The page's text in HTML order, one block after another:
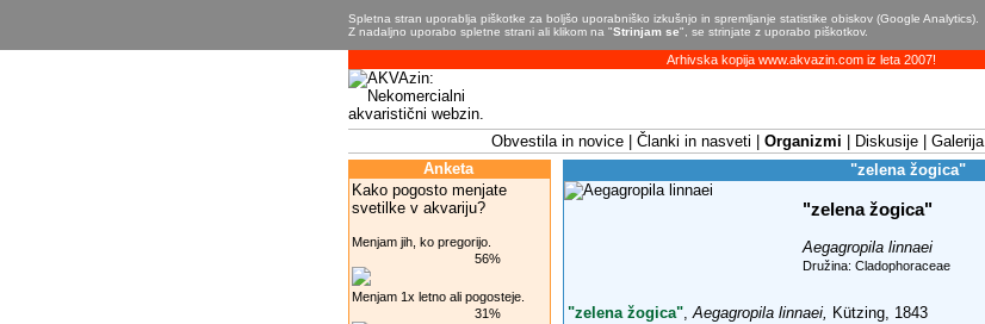
Spletna stran uporablja piškotke za boljšo uporabniško izkušnjo in spremljanje statistike obiskov (Google Analytics).
Z nadaljno uporabo spletne strani ali klikom na "Strinjam se", se strinjate z uporabo piškotkov.
Arhivska kopija www.akvazin.com iz leta 2007!
Obvestila in novice Članki in nasveti Organizmi Diskusije Galerija
Anketa
Kako pogosto menjate
svetilke v akvariju?
Menjam jih, ko pregorijo.
56%
Menjam 1x letno ali pogosteje.
31%
"zelena žogica"
"zelena žogica"
Aegagropila linnaei
Družina: Cladophoraceae
"zelena žogica" Aegagropila linnaei, Kützing, 1843